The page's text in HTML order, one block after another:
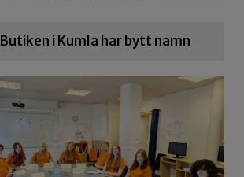
Butiken i Kumla har bytt namn